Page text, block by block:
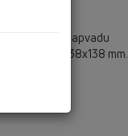
su PVC apvadu
grotelėmis 138x138 mm.
- 2 mm.